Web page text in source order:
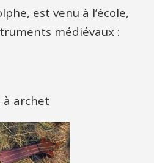
est venu à l’école,
médiévaux :